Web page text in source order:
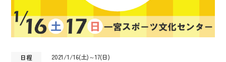
日程
2021/1/16(土)～17(日)